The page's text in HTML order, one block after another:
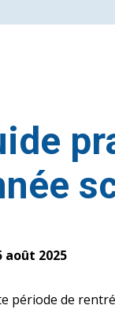
août 2025
période de